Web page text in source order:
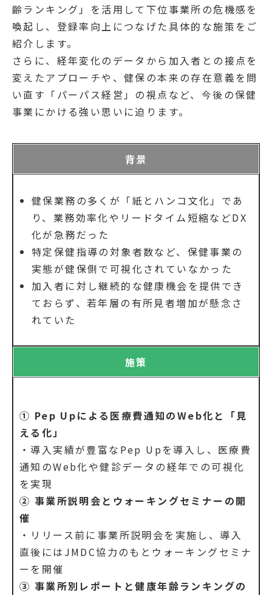
齢ランキング」を活用して下位事業所の危機感を
喚起し、登録率向上につなげた具体的な施策をご
紹介します。
さらに、経年変化のデータから加入者との接点を
変えたアプローチや、健保の本来の存在意義を問
い直す「パーパス経営」の視点など、今後の保健
事業にかける強い思いに迫ります。
背景
健保業務の多くが「紙とハンコ文化」であ
り、業務効率化やリードタイム短縮などDX
化が急務だった
特定保健指導の対象者数など、保健事業の
実態が健保側で可視化されていなかった
加入者に対し継続的な健康機会を提供でき
ておらず、若年層の有所見者増加が懸念さ
れていた
施策
① Pep Upによる医療費通知のWeb化と「見
える化」
・導入実績が豊富なPep Upを導入し、医療費
通知のWeb化や健診データの経年での可視化
を実現
② 事業所説明会とウォーキングセミナーの開
催
・リリース前に事業所説明会を実施し、導入
直後にはJMDC協力のもとウォーキングセミナ
ーを開催
③ 事業所別レポートと健康年齢ランキングの